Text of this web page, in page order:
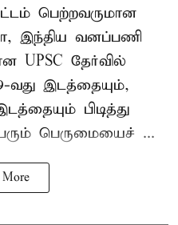
பெற்றவருமான
இந்திய வனப்பணி
UPSC தேர்வில்
இடத்தையும்,
பிடித்து
பெருமையைச் ...